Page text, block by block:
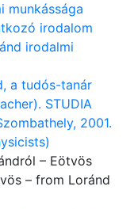
munkássága
irodalom
irodalmi
a tudós-tanár
STUDIA
2001.
– Eötvös
– from Loránd